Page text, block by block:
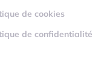
de cookies
de confidentialité